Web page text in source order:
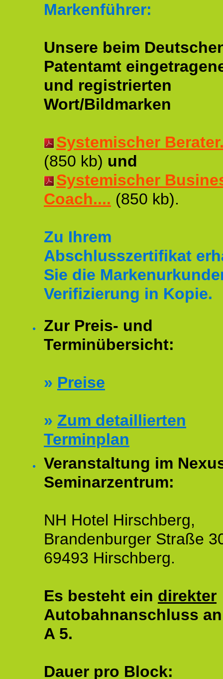
Markenführer:
Unsere beim
Patentamt
und registrierten
Wort/Bildmarken
Systemischer
(850 kb) und
Systemischer
Coach.... (850 kb).
Zu Ihrem
Abschlusszertifikat
Sie die
Verifizierung in Kopie.
Zur Preis- und
Terminübersicht:
» Preise
» Zum detaillierten
Terminplan
Veranstaltung im
Seminarzentrum:
NH Hotel Hirschberg,
Brandenburger Straße
69493 Hirschberg.
Es besteht ein direkter
Autobahnanschluss
A 5.
Dauer pro Block: